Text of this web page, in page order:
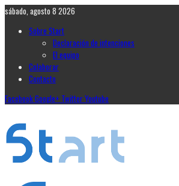
sábado, agosto 8 2026
Sobre Start
Declaración de intenciones
El equipo
Colaborar
Contacto
FacebookGoogle+ TwitterYoutube